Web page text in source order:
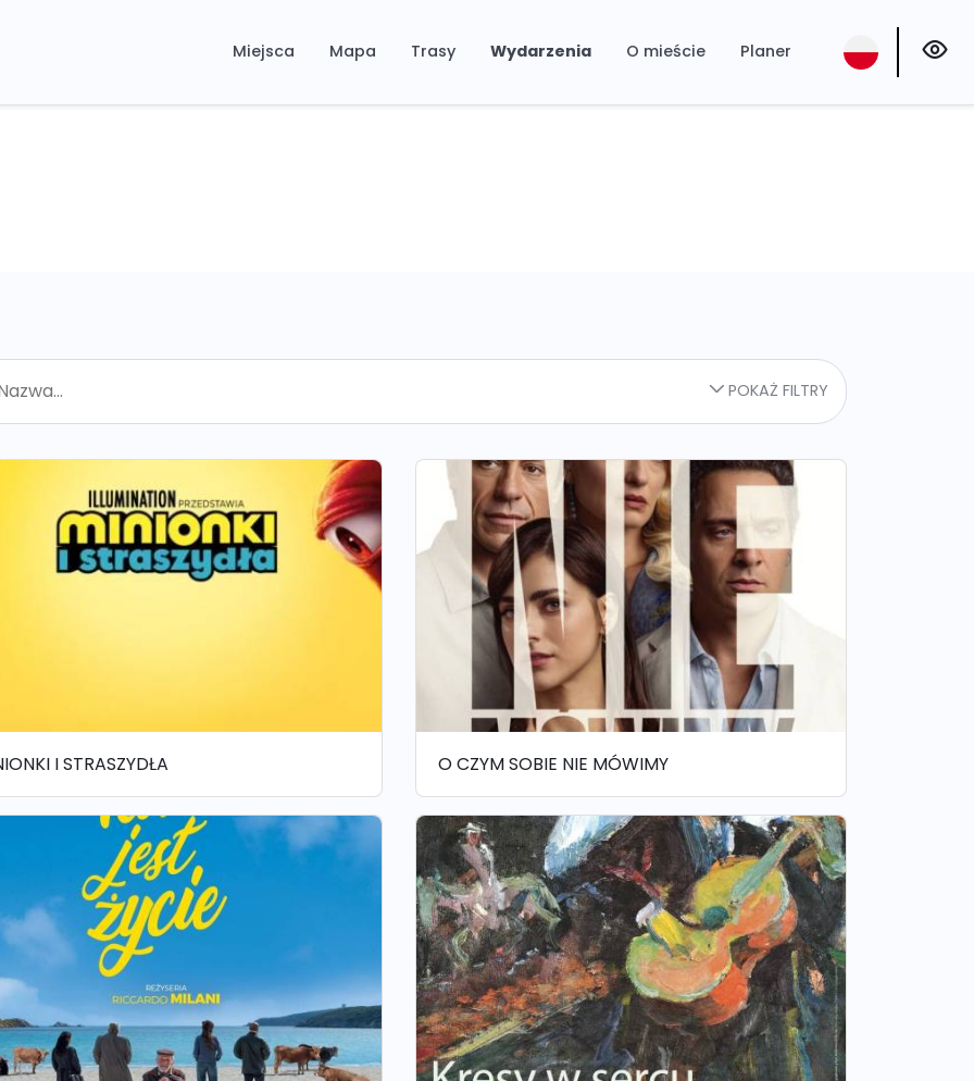
Miejsca Mapa Trasy Wydarzenia O mieście Planer
POKAŻ FILTRY
I STRASZYDŁA O CZYM SOBIE NIE MÓWIMY